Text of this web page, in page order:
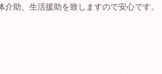
助、生活援助を致しますので安心です。